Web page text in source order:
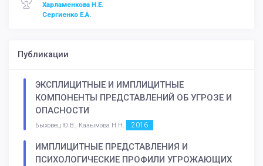
Харламенкова Н.Е.
Сергиенко Е.А.
Публикации
ЭКСПЛИЦИТНЫЕ И ИМПЛИЦИТНЫЕ
КОМПОНЕНТЫ ПРЕДСТАВЛЕНИЙ ОБ УГРОЗЕ И
ОПАСНОСТИ
Быховец Ю.В., Казымова Н.Н. 2016
ИМПЛИЦИТНЫЕ ПРЕДСТАВЛЕНИЯ И
ПСИХОЛОГИЧЕСКИЕ ПРОФИЛИ УГРОЖАЮЩИХ